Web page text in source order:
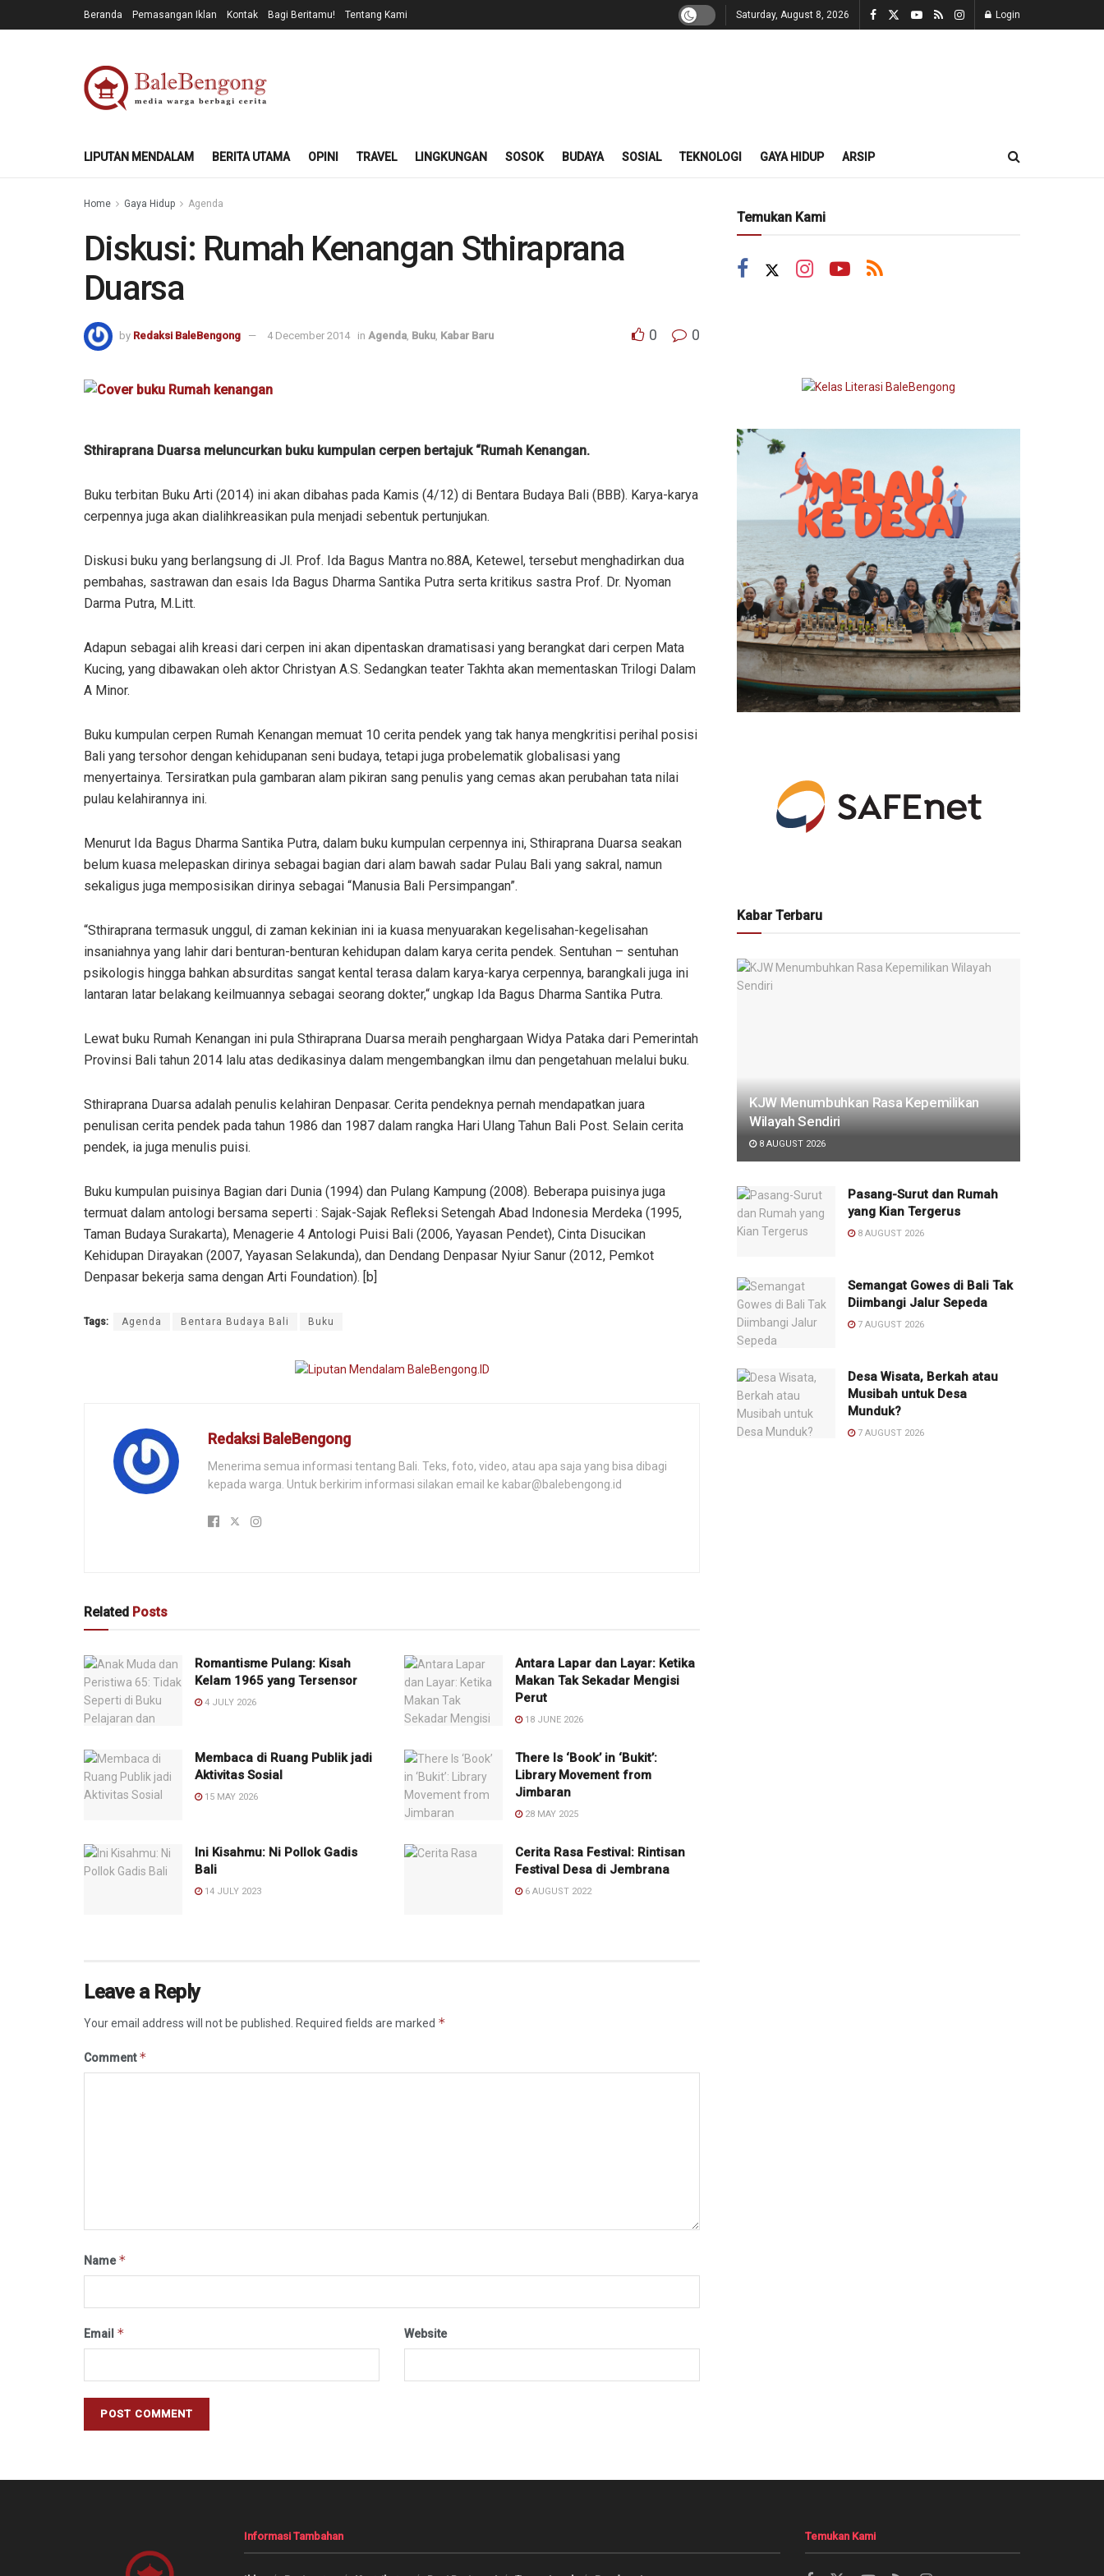
Beranda Pemasangan Iklan Kontak Bagi Beritamu! Tentang Kami Saturday, August 8, 2026 Login
LIPUTAN MENDALAM BERITA UTAMA OPINI TRAVEL LINGKUNGAN SOSOK BUDAYA SOSIAL TEKNOLOGI GAYA HIDUP ARSIP
Home Gaya Hidup Agenda
Diskusi: Rumah Kenangan Sthiraprana
Duarsa
by Redaksi BaleBengong 4 December 2014 in Agenda Buku Kabar Baru 0 0
Sthiraprana Duarsa meluncurkan buku kumpulan cerpen bertajuk “Rumah Kenangan.
Buku terbitan Buku Arti (2014) ini akan dibahas pada Kamis (4/12) di Bentara Budaya Bali (BBB). Karya-karya
cerpennya juga akan dialihkreasikan pula menjadi sebentuk pertunjukan.
Diskusi buku yang berlangsung di Jl. Prof. Ida Bagus Mantra no.88A, Ketewel, tersebut menghadirkan dua
pembahas, sastrawan dan esais Ida Bagus Dharma Santika Putra serta kritikus sastra Prof. Dr. Nyoman
Darma Putra, M.Litt.
Adapun sebagai alih kreasi dari cerpen ini akan dipentaskan dramatisasi yang berangkat dari cerpen Mata
Kucing, yang dibawakan oleh aktor Christyan A.S. Sedangkan teater Takhta akan mementaskan Trilogi Dalam
A Minor.
Buku kumpulan cerpen Rumah Kenangan memuat 10 cerita pendek yang tak hanya mengkritisi perihal posisi
Bali yang tersohor dengan kehidupanan seni budaya, tetapi juga probelematik globalisasi yang
menyertainya. Tersiratkan pula gambaran alam pikiran sang penulis yang cemas akan perubahan tata nilai
pulau kelahirannya ini.
Menurut Ida Bagus Dharma Santika Putra, dalam buku kumpulan cerpennya ini, Sthiraprana Duarsa seakan
belum kuasa melepaskan dirinya sebagai bagian dari alam bawah sadar Pulau Bali yang sakral, namun
sekaligus juga memposisikan dirinya sebagai “Manusia Bali Persimpangan”.
“Sthiraprana termasuk unggul, di zaman kekinian ini ia kuasa menyuarakan kegelisahan-kegelisahan
insaniahnya yang lahir dari benturan-benturan kehidupan dalam karya cerita pendek. Sentuhan – sentuhan
psikologis hingga bahkan absurditas sangat kental terasa dalam karya-karya cerpennya, barangkali juga ini
lantaran latar belakang keilmuannya sebagai seorang dokter,“ ungkap Ida Bagus Dharma Santika Putra.
Lewat buku Rumah Kenangan ini pula Sthiraprana Duarsa meraih penghargaan Widya Pataka dari Pemerintah
Provinsi Bali tahun 2014 lalu atas dedikasinya dalam mengembangkan ilmu dan pengetahuan melalui buku.
Sthiraprana Duarsa adalah penulis kelahiran Denpasar. Cerita pendeknya pernah mendapatkan juara
penulisan cerita pendek pada tahun 1986 dan 1987 dalam rangka Hari Ulang Tahun Bali Post. Selain cerita
pendek, ia juga menulis puisi.
Buku kumpulan puisinya Bagian dari Dunia (1994) dan Pulang Kampung (2008). Beberapa puisinya juga
termuat dalam antologi bersama seperti : Sajak-Sajak Refleksi Setengah Abad Indonesia Merdeka (1995,
Taman Budaya Surakarta), Menagerie 4 Antologi Puisi Bali (2006, Yayasan Pendet), Cinta Disucikan
Kehidupan Dirayakan (2007, Yayasan Selakunda), dan Dendang Denpasar Nyiur Sanur (2012, Pemkot
Denpasar bekerja sama dengan Arti Foundation). [b]
Tags: Agenda Bentara Budaya Bali Buku
Redaksi BaleBengong
Menerima semua informasi tentang Bali. Teks, foto, video, atau apa saja yang bisa dibagi
kepada warga. Untuk berkirim informasi silakan email ke kabar@balebengong.id
Related Posts
Romantisme Pulang: Kisah
Kelam 1965 yang Tersensor
4 JULY 2026
Antara Lapar dan Layar: Ketika
Makan Tak Sekadar Mengisi
Perut
18 JUNE 2026
Membaca di Ruang Publik jadi
Aktivitas Sosial
15 MAY 2026
There Is ‘Book’ in ‘Bukit’:
Library Movement from
Jimbaran
28 MAY 2025
Ini Kisahmu: Ni Pollok Gadis
Bali
14 JULY 2023
Cerita Rasa Festival: Rintisan
Festival Desa di Jembrana
6 AUGUST 2022
Leave a Reply
Your email address will not be published. Required fields are marked *
Comment*
Name*
Email * Website
Temukan Kami
Kabar Terbaru
KJW Menumbuhkan Rasa Kepemilikan
Wilayah Sendiri
8 AUGUST 2026
Pasang-Surut dan Rumah
yang Kian Tergerus
8 AUGUST 2026
Semangat Gowes di Bali Tak
Diimbangi Jalur Sepeda
7 AUGUST 2026
Desa Wisata, Berkah atau
Musibah untuk Desa
Munduk?
7 AUGUST 2026
Informasi Tambahan Temukan Kami